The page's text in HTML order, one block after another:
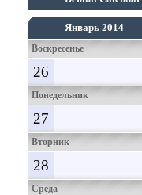
Январь 2014
Воскресенье
26
Понедельник
27
Вторник
28
Среда